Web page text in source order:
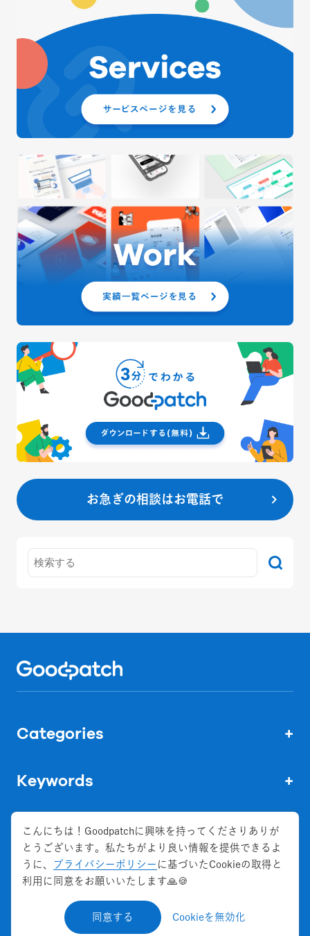
お急ぎの相談はお電話で
Categories +
Keywords +
株式会社グッドパッチ
会社概要
Goodpatch Inc. All Rights Reserved.
こんにちは！Goodpatchに興味を持ってくださりありが
とうございます。私たちがより良い情報を提供できるよ
うに、
プライバシーポリシー に基づいたCookieの取得と
利用に同意をお願いいたします🙏🍪
同意する Cookieを無効化